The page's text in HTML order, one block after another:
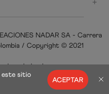
+
NADAR SA - Carrera
/ Copyright © 2021
ACEPTAR
este sitio